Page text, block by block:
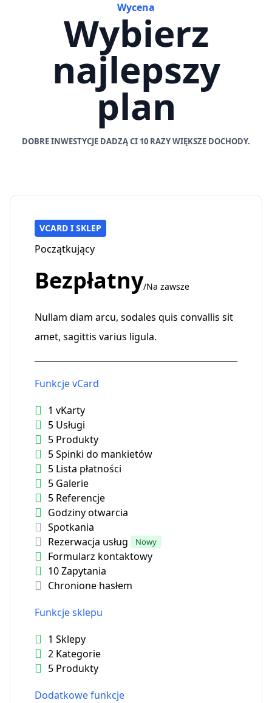
Wycena
Wybierz
najlepszy
plan
DOBRE INWESTYCJE DADZĄ CI 10 RAZY WIĘKSZE DOCHODY.
VCARD I SKLEP
Początkujący
Bezpłatny/Na zawsze
Nullam diam arcu, sodales quis convallis sit
amet, sagittis varius ligula.
Funkcje vCard
1 vKarty
5 Usługi
5 Produkty
5 Spinki do mankietów
5 Lista płatności
5 Galerie
5 Referencje
Godziny otwarcia
Spotkania
Rezerwacja usług
Nowy
Formularz kontaktowy
10 Zapytania
Chronione hasłem
Funkcje sklepu
1 Sklepy
2 Kategorie
5 Produkty
Dodatkowe funkcje